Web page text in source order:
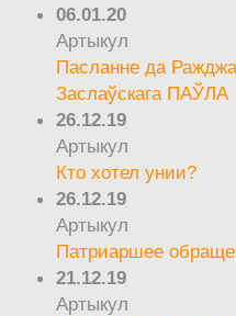
06.01.20
Артыкул
Пасланне да
Заслаўскага ПАЎЛА
26.12.19
Артыкул
Кто хотел унии?
26.12.19
Артыкул
Патриаршее
21.12.19
Артыкул